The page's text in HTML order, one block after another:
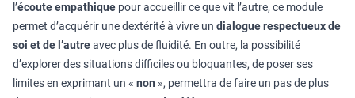
l’écoute empathique pour accueillir ce que vit l’autre, ce module
permet d’acquérir une dextérité à vivre un dialogue respectueux de
soi et de l’autreavec plus de fluidité. En outre, la possibilité
d’explorer des situations difficiles ou bloquantes, de poser ses
limites en exprimant un « non », permettra de faire un pas de plus